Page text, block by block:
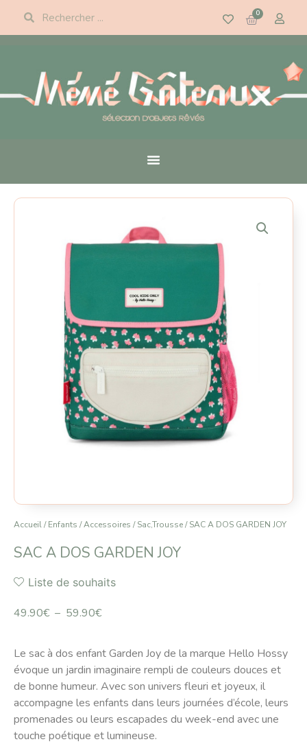
0
Accueil/Enfants /Accessoires /Sac,Trousse/ SAC A DOS GARDEN JOY
SAC A DOS GARDEN JOY
Liste de souhaits
49.90€ – 59.90€
Le sac à dos enfant Garden Joy de la marque Hello Hossy
évoque un jardin imaginaire rempli de couleurs douces et
de bonne humeur. Avec son univers fleuri et joyeux, il
accompagne les enfants dans leurs journées d’école, leurs
promenades ou leurs escapades du week-end avec une
touche poétique et lumineuse.